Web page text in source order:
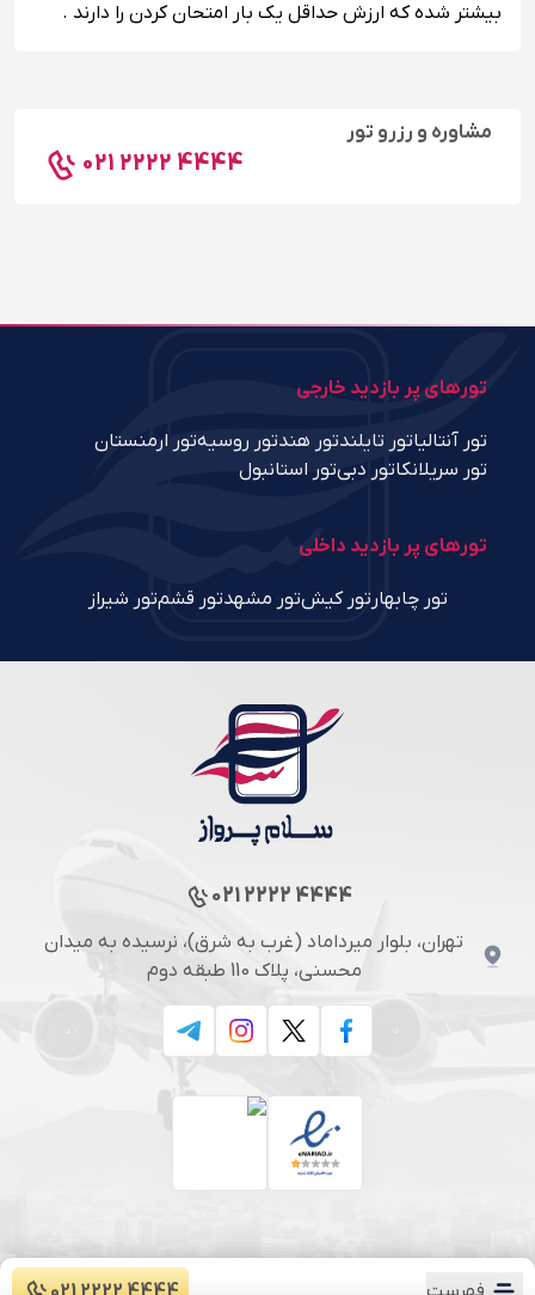
بیشتر شده که ارزش حداقل یک بار امتحان کردن را دارند .
مشاوره و رزرو تور
021 2222 4444
تورهای پر بازدید خارجی
تور آنتالیاتور تایلندتور هندتور روسیهتور ارمنستان
تور سریلانکاتور دبیتور استانبول
تورهای پر بازدید داخلی
تور چابهار تور کیشتور مشهدتور قشمتور شیراز
021 2222 4444
تهران، بلوار میرداماد (غرب به شرق)، نرسیده به میدان
محسنی، پلاک 110 طبقه دوم